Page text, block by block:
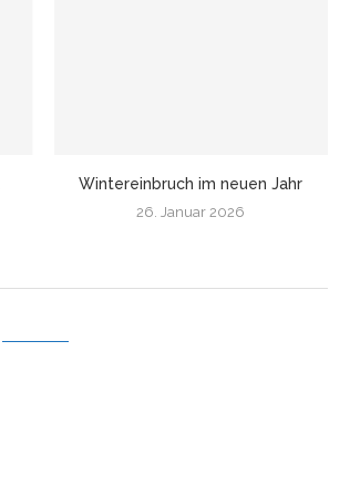
Wintereinbruch im neuen Jahr
26. Januar 2026